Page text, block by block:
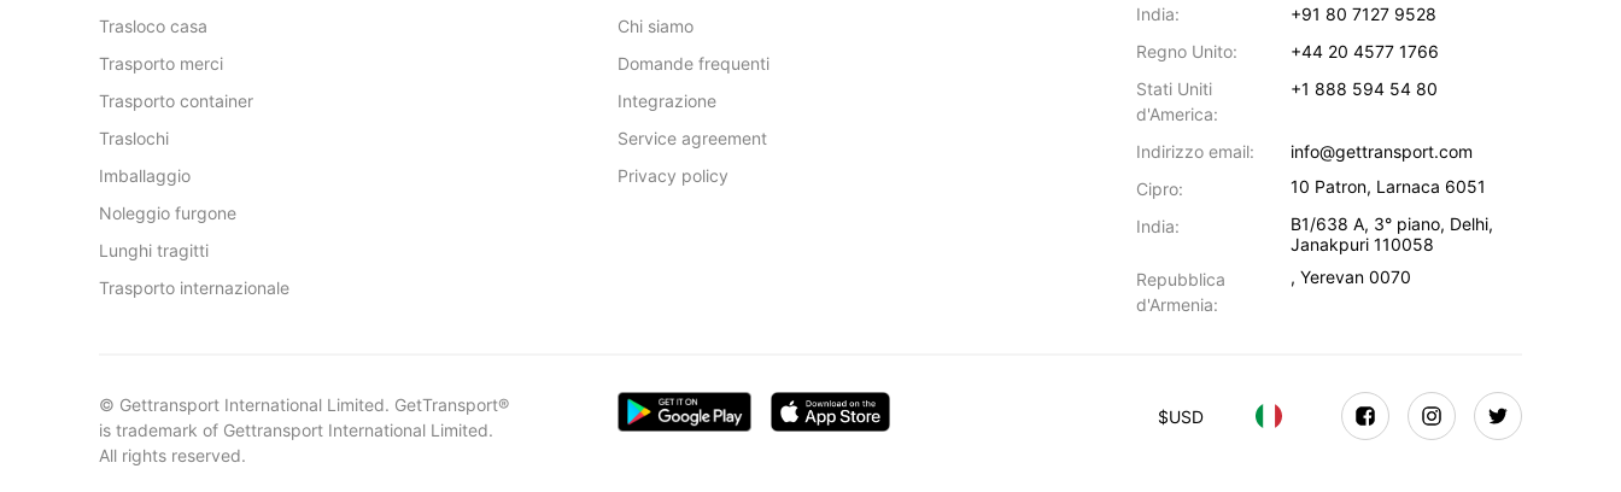
Trasloco casa
Trasporto merci
Trasporto container
Traslochi
Imballaggio
Noleggio furgone
Lunghi tragitti
Trasporto internazionale
Chi siamo
Domande frequenti
Integrazione
Service agreement
Privacy policy
India:
+91 80 7127 9528
Regno Unito:
+44 20 4577 1766
Stati Uniti
d'America:
+1 888 594 54 80
Indirizzo email:
info@gettransport.com
Cipro:
10 Patron, Larnaca 6051
India:
B1/638 A, 3° piano, Delhi,
Janakpuri 110058
Repubblica
d'Armenia:
, Yerevan 0070
© Gettransport International Limited. GetTransport®
is trademark of Gettransport International Limited.
All rights reserved.
$USD